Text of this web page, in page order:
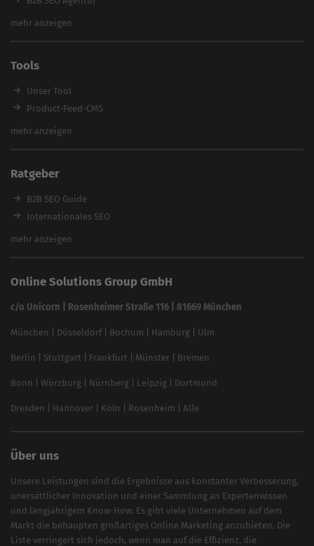
Inhouse SEO Agentur
Enterprise SEO Agentur
Workshops
mehr anzeigen
Tools
Unser Tool
Product-Feed-CMS
Website Analyse
Backlink-Check
Ladezeiten-Check
Brand Protection Tool
Website SEO Check
feed2content.ai
mehr anzeigen
Ratgeber
B2B SEO Guide
Internationales SEO
eCommerce SEO
In ChatGPT gefunden werden
Linkbuilding 2025
Local SEO
SEO für Online Shops
Brand Monitoring 2025
mehr anzeigen
Online Solutions Group GmbH
c/o Unicorn | Rosenheimer Straße 116 | 81669 München
München Düsseldorf| Bochum Hamburg Ulm
Berlin Stuttgart Frankfurt Münster Bremen
Bonn Würzburg Nürnberg Leipzig Dortmund
Dresden Hannover Köln Rosenheim Alle
Über uns
Unsere Leistungen sind die Ergebnisse aus konstanter Verbesserung,
unersättlicher Innovation und einer Sammlung an Expertenwissen
und langjährigem Know-How. Es gibt viele Unternehmen auf dem
Markt die behaupten großartiges Online Marketing anzubieten. Die
Liste verringert sich jedoch, wenn man auf die Effizienz, die